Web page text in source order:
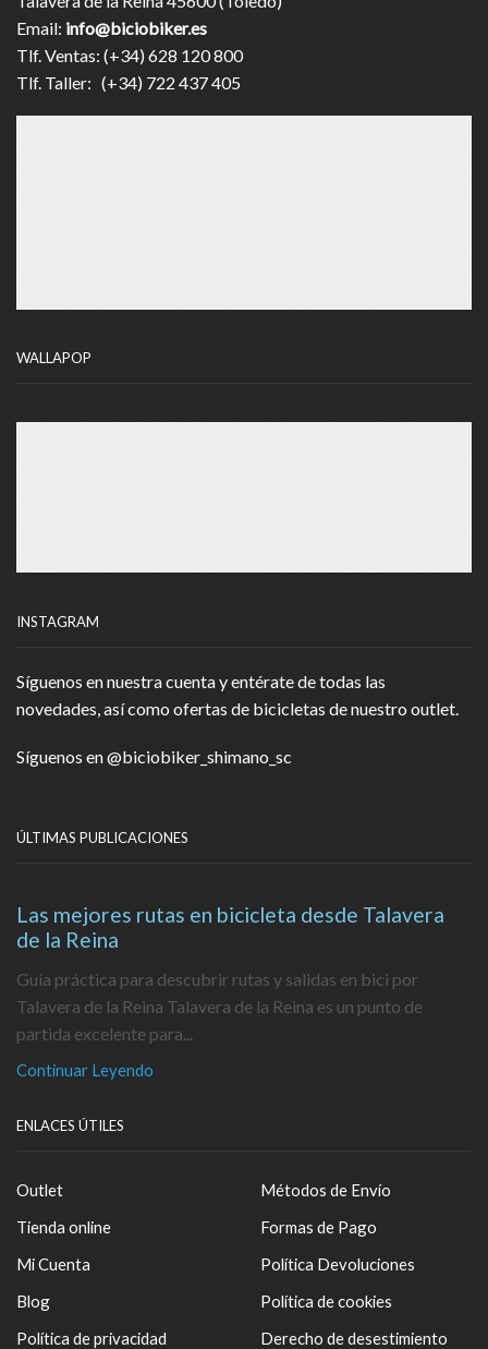
Email: info@biciobiker.es
Tlf. Ventas: (+34) 628 120 800
Tlf. Taller: (+34) 722 437 405
WALLAPOP
INSTAGRAM
Síguenos en nuestra cuenta y entérate de todas las
novedades, así como ofertas de bicicletas de nuestro outlet.
Síguenos en@biciobiker_shimano_sc
ÚLTIMAS PUBLICACIONES
Las mejores rutas en bicicleta desde Talavera
de la Reina
Guía práctica para descubrir rutas y salidas en bici por
Talavera de la Reina Talavera de la Reina es un punto de
partida excelente para...
Continuar Leyendo
ENLACES ÚTILES
Outlet
Tienda online
Mi Cuenta
Blog
Política de privacidad
Métodos de Envío
Formas de Pago
Política Devoluciones
Política de cookies
Derecho de desestimiento